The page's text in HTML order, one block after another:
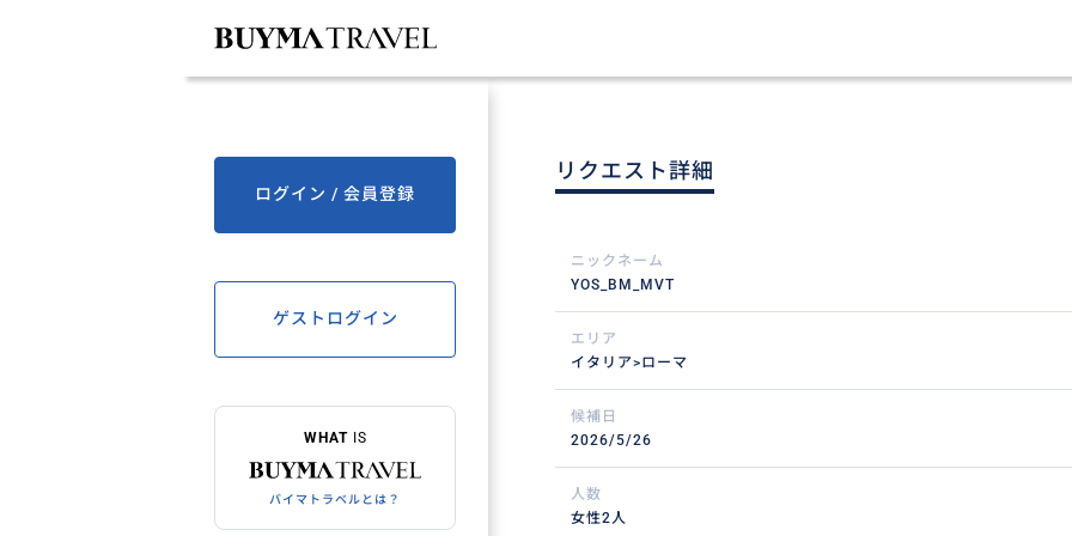
リクエスト詳細
ニックネーム
YOS_BM_MVT
エリア
イタリア>ローマ
候補日
2026/5/26
人数
女性2人
ログイン / 会員登録
ゲストログイン
WHAT IS
バイマトラベルとは？